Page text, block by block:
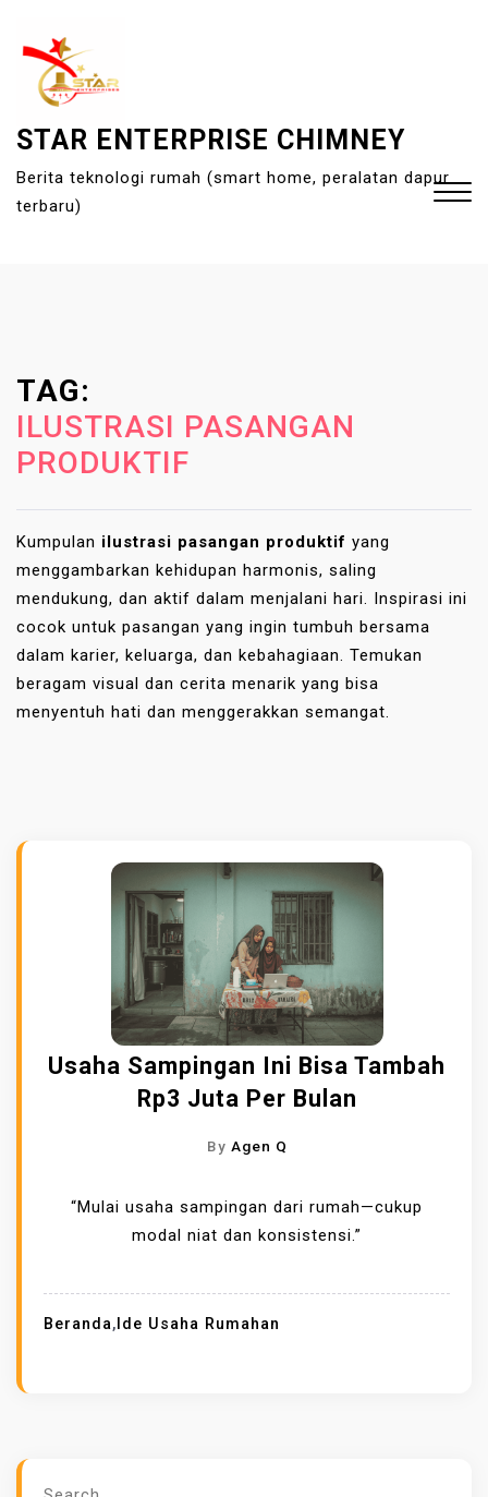
STAR ENTERPRISE CHIMNEY
Berita teknologi rumah (smart home, peralatan dapur
terbaru)
TAG:
ILUSTRASI PASANGAN
PRODUKTIF
Kumpulan ilustrasi pasangan produktif yang
menggambarkan kehidupan harmonis, saling
mendukung, dan aktif dalam menjalani hari. Inspirasi ini
cocok untuk pasangan yang ingin tumbuh bersama
dalam karier, keluarga, dan kebahagiaan. Temukan
beragam visual dan cerita menarik yang bisa
menyentuh hati dan menggerakkan semangat.
Usaha Sampingan Ini Bisa Tambah
Rp3 Juta Per Bulan
By Agen Q
“Mulai usaha sampingan dari rumah—cukup
modal niat dan konsistensi.”
Beranda, Ide Usaha Rumahan